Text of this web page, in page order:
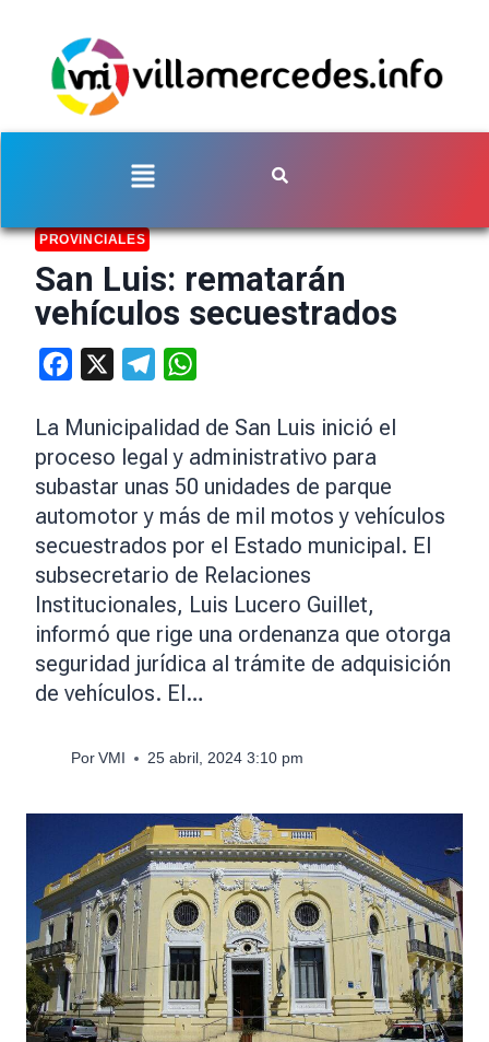
PROVINCIALES
San Luis: rematarán
vehículos secuestrados
Facebook Telegram
La Municipalidad de San Luis inició el
proceso legal y administrativo para
subastar unas 50 unidades de parque
automotor y más de mil motos y vehículos
secuestrados por el Estado municipal. El
subsecretario de Relaciones
Institucionales, Luis Lucero Guillet,
informó que rige una ordenanza que otorga
seguridad jurídica al trámite de adquisición
de vehículos. El…
Por VMI 25 abril, 2024 3:10 pm